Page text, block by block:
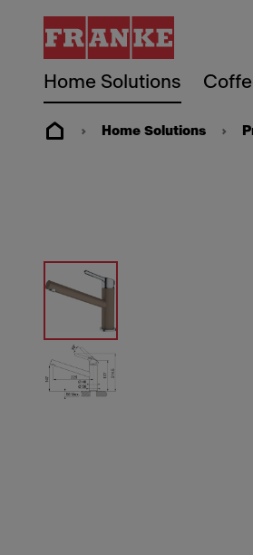
Home Solutions
Home Solutions